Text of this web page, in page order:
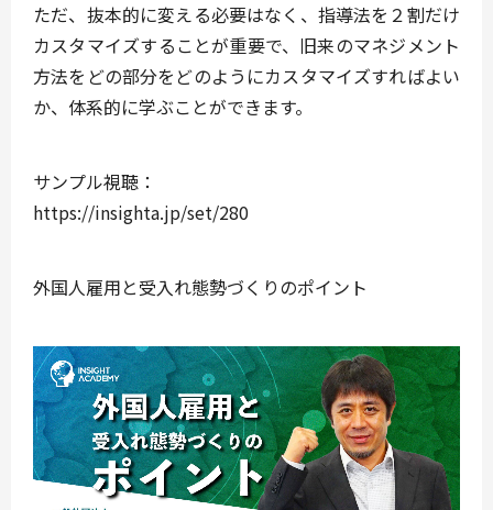
ただ、抜本的に変える必要はなく、指導法を２割だけ
カスタマイズすることが重要で、旧来のマネジメント
方法をどの部分をどのようにカスタマイズすればよい
か、体系的に学ぶことができます。
サンプル視聴：
https://insighta.jp/set/280
外国人雇用と受入れ態勢づくりのポイント